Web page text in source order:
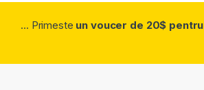
... Primeste un voucer de 20$ pentru